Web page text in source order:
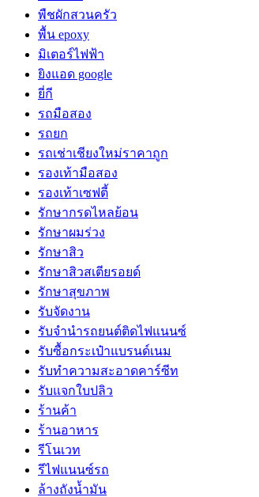
พืชผักสวนครัว
พื้น epoxy
มิเตอร์ไฟฟ้า
ยิงแอด google
ยี่กี
รถมือสอง
รถยก
รถเช่าเชียงใหม่ราคาถูก
รองเท้ามือสอง
รองเท้าเซฟตี้
รักษากรดไหลย้อน
รักษาผมร่วง
รักษาสิว
รักษาสิวสเตียรอยด์
รักษาสุขภาพ
รับจัดงาน
รับจํานํารถยนต์ติดไฟแนนซ์
รับซื้อกระเป๋าแบรนด์เนม
รับทำความสะอาดคาร์ซีท
รับแจกใบปลิว
ร้านค้า
ร้านอาหาร
รีโนเวท
รีไฟแนนซ์รถ
ล้างถังน้ำมัน